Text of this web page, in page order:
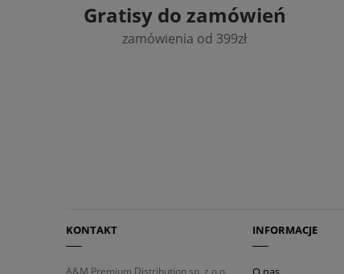
Gratisy do zamówień
zamówienia od 399zł
KONTAKT
A&M Premium Distribution sp. z o.o.
INFORMACJE